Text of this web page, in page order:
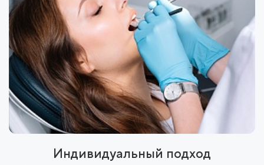
Индивидуальный подход